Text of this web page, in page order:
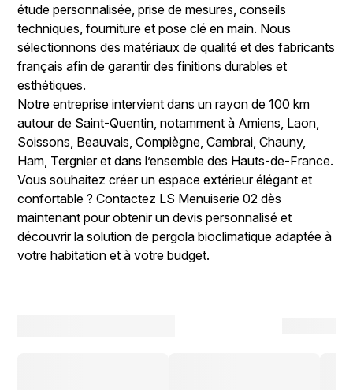
étude personnalisée, prise de mesures, conseils
techniques, fourniture et pose clé en main. Nous
sélectionnons des matériaux de qualité et des fabricants
français afin de garantir des finitions durables et
esthétiques.
Notre entreprise intervient dans un rayon de 100 km
autour de Saint-Quentin, notamment à Amiens, Laon,
Soissons, Beauvais, Compiègne, Cambrai, Chauny,
Ham, Tergnier et dans l’ensemble des Hauts-de-France.
Vous souhaitez créer un espace extérieur élégant et
confortable ? Contactez LS Menuiserie 02 dès
maintenant pour obtenir un devis personnalisé et
découvrir la solution de pergola bioclimatique adaptée à
votre habitation et à votre budget.